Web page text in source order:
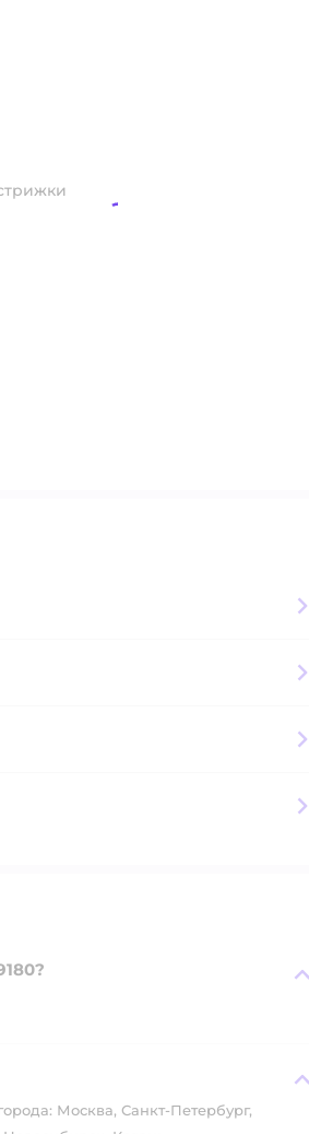
Москва, Санкт-Петербург,